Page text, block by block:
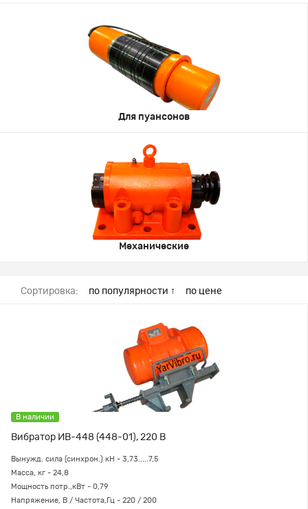
Для пуансонов
Механические
Сортировка: по популярности ↑ по цене
В наличии
Вибратор ИВ-448 (448-01), 220 В
Вынужд. сила (синхрон.) кН - 3,73.....7,5
Масса, кг - 24,8
Мощность потр.,кВт - 0,79
Напряжение, В / Частота,Гц - 220 / 200